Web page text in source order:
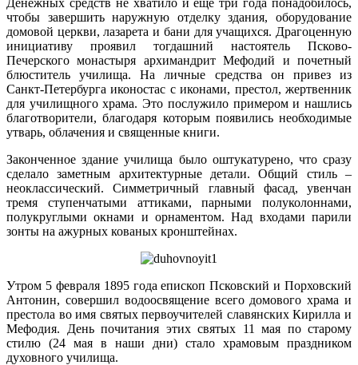
чтобы завершить наружную отделку здания, оборудование
домовой церкви, лазарета и бани для учащихся. Драгоценную
инициативу проявил тогдашний настоятель Псково-
Печерского монастыря архимандрит Мефодий и почетный
блюститель училища. На личные средства он привез из
Санкт-Петербурга иконостас с иконами, престол, жертвенник
для училищного храма. Это послужило примером и нашлись
благотворители, благодаря которым появились необходимые
утварь, облачения и священные книги.
Законченное здание училища было оштукатурено, что сразу
сделало заметным архитектурные детали. Общий стиль –
неоклассический. Симметричный главный фасад, увенчан
тремя ступенчатыми аттиками, парными полуколоннами,
полукруглыми окнами и орнаментом. Над входами парили
зонты на ажурных кованых кронштейнах.
Утром 5 февраля 1895 года епископ Псковский и Порховский
Антонин, совершил водоосвящение всего домового храма и
престола во имя святых первоучителей славянских Кирилла и
Мефодия. День почитания этих святых 11 мая по старому
стилю (24 мая в наши дни) стало храмовым праздником
духовного училища.